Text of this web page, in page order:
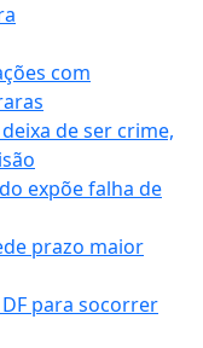
com
de ser crime,
expõe falha de
prazo maior
para socorrer